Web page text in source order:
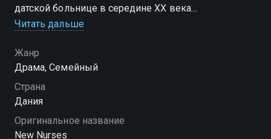
датской больнице в середине XX века
медсестер вы можете совершенно бесплатно в
хорошем HD качестве на Смотрёшке
Читать дальше
Жанр
Драма, Семейный
Страна
Дания
Оригинальное название
New Nurses